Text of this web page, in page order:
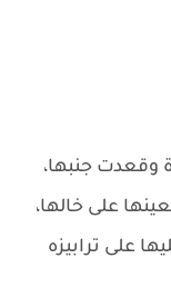
جنبها،
على خالها،
على ترابيزه